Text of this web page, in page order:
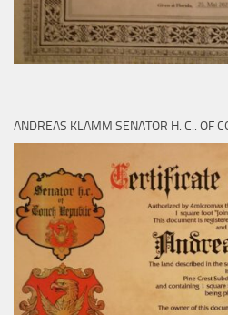
ANDREAS KLAMM SENATOR H. C.. OF